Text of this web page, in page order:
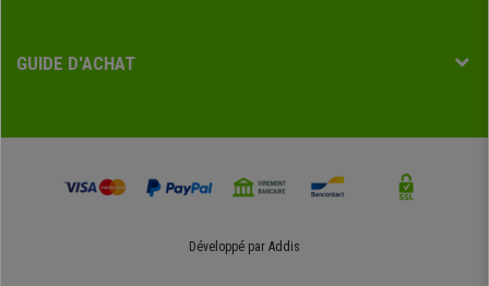
GUIDE D'ACHAT
Développé par Addis